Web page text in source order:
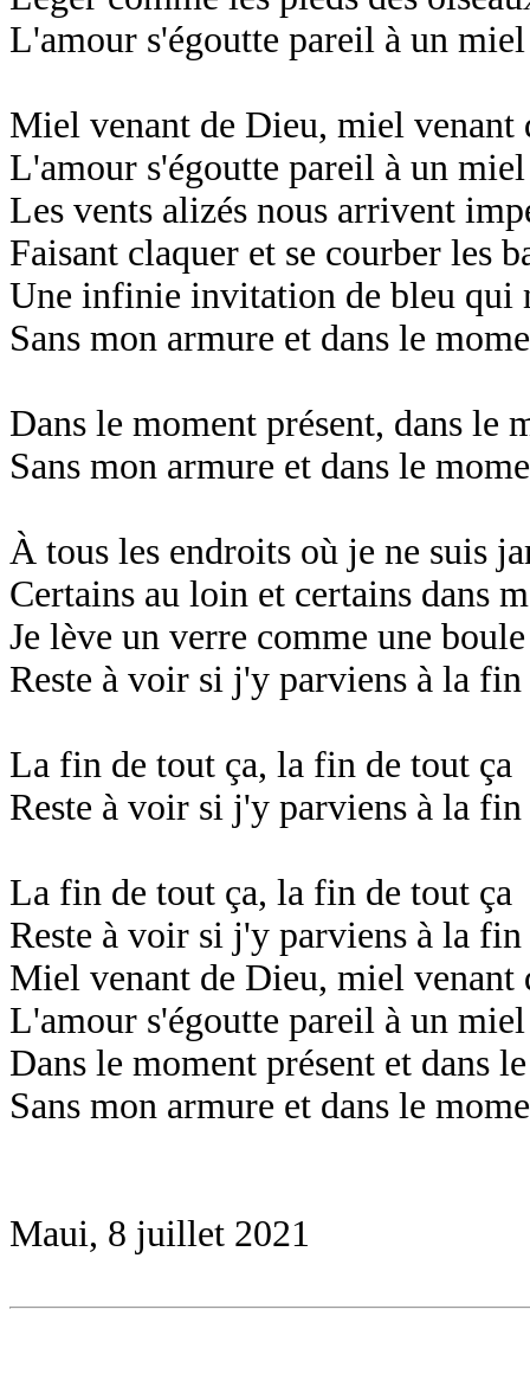
L'amour s'égoutte pareil à un
Miel venant de Dieu, miel venant
L'amour s'égoutte pareil à un
Les vents alizés nous arrivent
Faisant claquer et se courber les
Une infinie invitation de bleu qui
Sans mon armure et dans le
Dans le moment présent, dans le
Sans mon armure et dans le
À tous les endroits où je ne suis
Certains au loin et certains dans
Je lève un verre comme une
Reste à voir si j'y parviens à la fin
La fin de tout ça, la fin de tout ça
Reste à voir si j'y parviens à la fin
La fin de tout ça, la fin de tout ça
Reste à voir si j'y parviens à la fin
Miel venant de Dieu, miel venant
L'amour s'égoutte pareil à un
Dans le moment présent et dans
Sans mon armure et dans le
Maui, 8 juillet 2021